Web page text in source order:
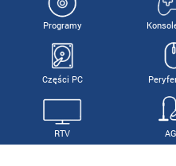
Programy
Części PC
RTV